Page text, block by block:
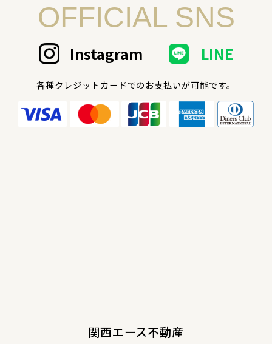
OFFICIAL SNS
Instagram LINE
各種クレジットカードでのお支払いが可能です。
関西エース不動産